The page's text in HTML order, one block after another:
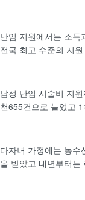
난임 지원에서는 소
전국 최고 수준의 지
남성 난임 시술비 지
천655건으로 늘었고
다자녀 가정에는 농
을 받았고 내년부터